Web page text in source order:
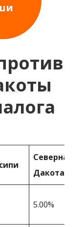
Северная
Дакота
5.00%